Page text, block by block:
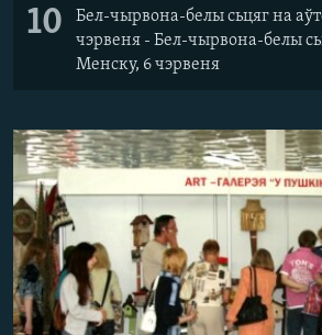
10
Бел-чырвона-белы сьцяг на
чэрвеня - Бел-чырвона-белы
Менску, 6 чэрвеня